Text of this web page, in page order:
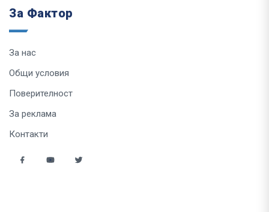
За Фактор
За нас
Общи условия
Поверителност
За реклама
Контакти